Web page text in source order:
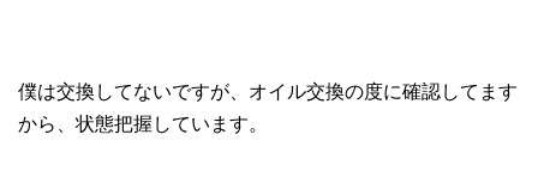
僕は交換してないですが、オイル交換の度に確認してます
から、状態把握しています。